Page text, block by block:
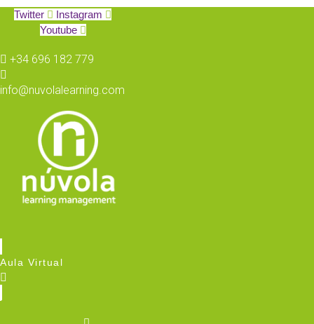
Twitter
Instagram
Youtube
+34 696 182 779
info@nuvolalearning.com
Aula Virtual